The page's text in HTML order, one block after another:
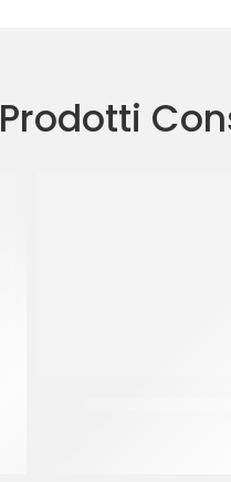
Prodotti